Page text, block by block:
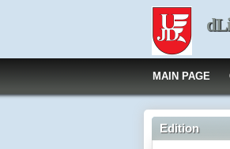
MAIN PAGE
Edition